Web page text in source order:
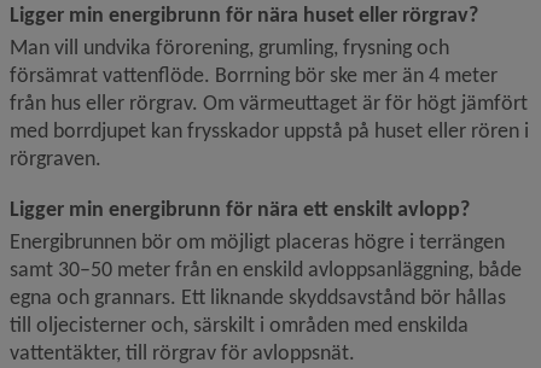
Ligger min energibrunn för nära huset eller rörgrav?
Man vill undvika förorening, grumling, frysning och
försämrat vattenflöde. Borrning bör ske mer än 4 meter
från hus eller rörgrav. Om värmeuttaget är för högt jämfört
med borrdjupet kan frysskador uppstå på huset eller rören i
rörgraven.
Ligger min energibrunn för nära ett enskilt avlopp?
Energibrunnen bör om möjligt placeras högre i terrängen
samt 30–50 meter från en enskild avloppsanläggning, både
egna och grannars. Ett liknande skyddsavstånd bör hållas
till oljecisterner och, särskilt i områden med enskilda
vatten­täkter, till rörgrav för avloppsnät.